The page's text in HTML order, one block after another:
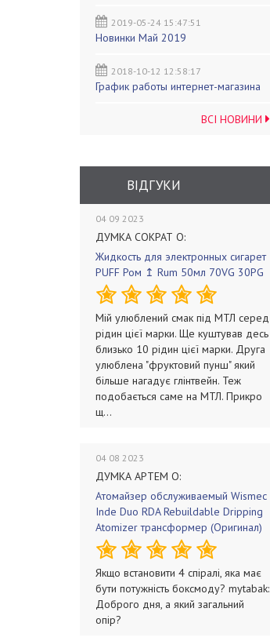
2019-05-24 15:47:51
Новинки Май 2019
2018-10-12 12:58:17
График работы интернет-магазина
ВСІ НОВИНИ
ВІДГУКИ
04 09 2023
ДУМКА СОКРАТ О:
Жидкость для электронных сигарет
PUFF Ром ↥ Rum 50мл 70VG 30PG
Мій улюблений смак під МТЛ серед
рідин цієї марки. Ще куштував десь
близько 10 рідин цієї марки. Друга
улюблена "фруктовий пунш" який
більше нагадує глінтвейн. Теж
подобається саме на МТЛ. Прикро
щ...
04 08 2023
ДУМКА АРТЕМ О:
Атомайзер обслуживаемый Wismec
Inde Duo RDA Rebuildable Dripping
Atomizer трансформер (Оригинал)
Якщо встановити 4 спіралі, яка має
бути потужність боксмоду? mytabak:
Доброго дня, а який загальний
опір?